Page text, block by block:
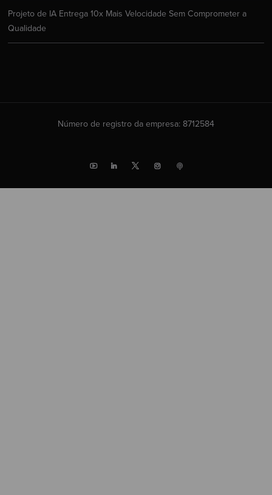
Projeto de IA Entrega 10x Mais Velocidade Sem Comprometer a
Qualidade
Número de registro da empresa: 8712584